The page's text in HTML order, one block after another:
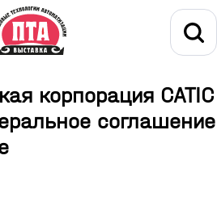
корпорация CATIC